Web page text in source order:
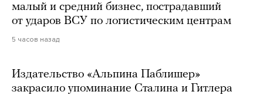
малый и средний бизнес, пострадавший
от ударов ВСУ по логистическим центрам
5 часов назад
Издательство «Альпина Паблишер»
закрасило упоминание Сталина и Гитлера